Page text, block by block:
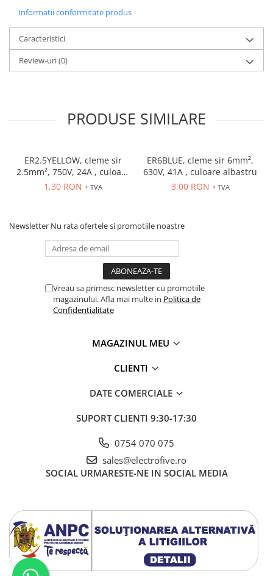
Informatii conformitate produs
Caracteristici
Review-uri(0)
PRODUSE SIMILARE
ER2.5YELLOW, cleme sir
2.5mm², 750V, 24A , culoare
galbena
1,30 RON + TVA
ER6BLUE, cleme sir 6mm²,
630V, 41A , culoare albastru
3,00 RON + TVA
Newsletter Nu rata ofertele si promotiile noastre
Vreau sa primesc newsletter cu promotiile
magazinului. Afla mai multe in Politica de
Confidentialitate
MAGAZINUL MEU
CLIENTI
DATE COMERCIALE
SUPORT CLIENTI 9:30-17:30
0754 070 075
sales@electrofive.ro
SOCIAL URMARESTE-NE IN SOCIAL MEDIA